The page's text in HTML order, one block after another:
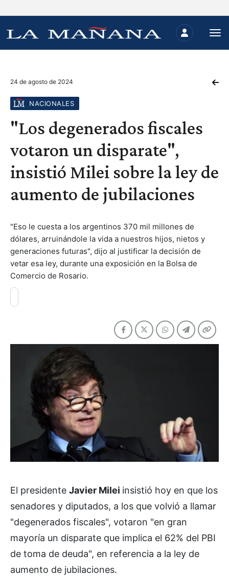
24 de agosto de 2024
NACIONALES
"Los degenerados fiscales
votaron un disparate",
insistió Milei sobre la ley de
aumento de jubilaciones
"Eso le cuesta a los argentinos 370 mil millones de
dólares, arruinándole la vida a nuestros hijos, nietos y
generaciones futuras", dijo al justificar la decisión de
vetar esa ley, durante una exposición en la Bolsa de
Comercio de Rosario.
El presidente Javier Milei insistió hoy en que los
senadores y diputados, a los que volvió a llamar
"degenerados fiscales", votaron "en gran
mayoría un disparate que implica el 62% del PBI
de toma de deuda", en referencia a la ley de
aumento de jubilaciones.